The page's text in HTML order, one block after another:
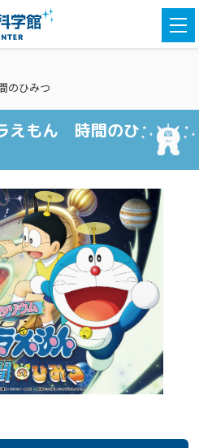
のひみつ
えもん 時間のひ